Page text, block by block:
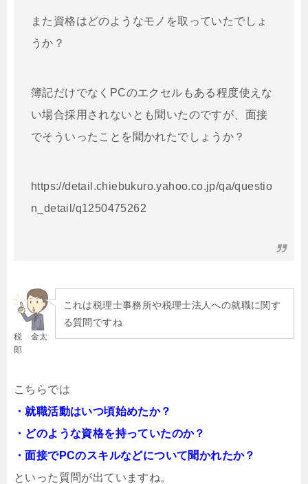
また資格はどのようなモノを取っていたでしょ
うか？
簿記だけでなくPCのエクセルもある程度使えな
い場合採用されないとも聞いたのですが、面接
でそういったことを聞かれたでしょうか？
https://detail.chiebukuro.yahoo.co.jp/qa/questio
n_detail/q1250475262
税 金太
郎
これは税理士事務所や税理士法人への就職に関す
る質問ですね
こちらでは
・就職活動はいつ頃始めたか？
・どのような資格を持っていたのか？
・面接でPCのスキルなどについて聞かれたか？
といった質問が出ていますね。